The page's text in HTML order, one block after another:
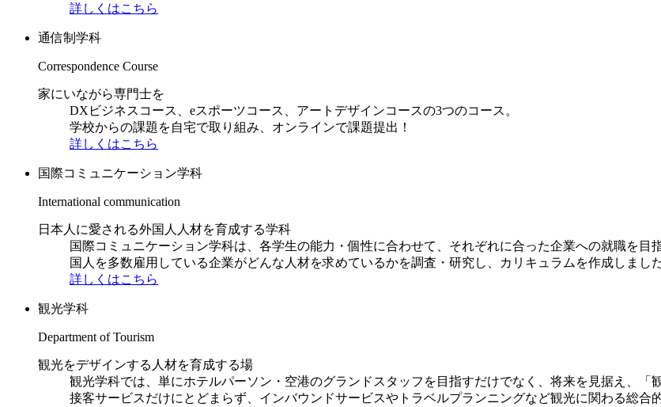
詳しくはこちら
通信制学科
Correspondence Course
家にいながら専門士を
DXビジネスコース、eスポーツコース、アートデザインコースの3つのコース。
学校からの課題を自宅で取り組み、オンラインで課題提出！
詳しくはこちら
国際コミュニケーション学科
International communication
日本人に愛される外国人人材を育成する学科
国際コミュニケーション学科は、各学生の能力・個性に合わせて、それぞれに合った企業への就職を
国人を多数雇用している企業がどんな人材を求めているかを調査・研究し、カリキュラムを作成しました
詳しくはこちら
観光学科
Department of Tourism
観光をデザインする人材を育成する場
観光学科では、単にホテルパーソン・空港のグランドスタッフを目指すだけでなく、将来を見据え、「
接客サービスだけにとどまらず、インバウンドサービスやトラベルプランニングなど観光に関わる総合